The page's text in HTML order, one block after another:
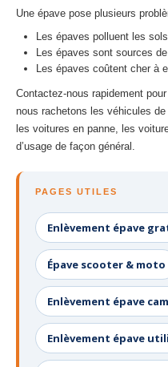
Une épave pose plusieurs
Les épaves polluent les
Les épaves sont sources
Les épaves coûtent cher à
Contactez-nous rapidement
nous rachetons les véhicules
les voitures en panne, les
d’usage de façon général.
PAGES UTILES
Enlèvement épave
Épave scooter & moto
Enlèvement épave
Enlèvement épave